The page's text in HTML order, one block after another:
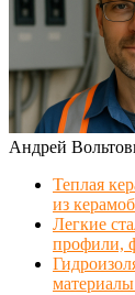
Андрей
Теплая
из
Легкие
профили,